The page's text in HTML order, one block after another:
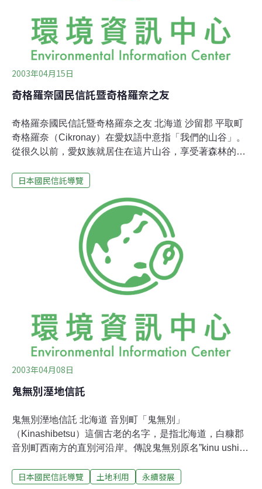
2003年04月15日
奇格羅奈國民信託暨奇格羅奈之友
奇格羅奈國民信託暨奇格羅奈之友 北海道 沙留郡 平取町
奇格羅奈（Cikronay）在愛奴語中意指「我們的山谷」。
從很久以前，愛奴族就居住在這片山谷，享受著森林的資
思是人類安身立命的地方。我們的宗旨在於恢復「愛奴摩
去原本是「愛奴摩西里」，愛奴族在此與自然和平共處。
但自從五百年前，從日本本島來的「倭人」開始移入北海
道後，掠奪和砍伐對自然環境的破壞就從沒停止過。我們
的目標就是要阻止這種破壞並恢復「愛奴摩西里」原本的
面貌。 「愛奴普利」（ainupuri）在愛奴語中意指「與自
然和諧共存之道」。藉由這些活動，我們可以學習「愛奴
普利」，並了解過去愛奴族被侵害的歷史，藉此建立起愛
日本國民信託導覽
2003年04月08日
鬼無別溼地信託
鬼無別溼地信託 北海道 音別町「鬼無別」
（Kinashibetsu）這個古老的名字，是指北海道，白糠郡
音別町西南方的直別河沿岸。傳說鬼無別原名”kinu ushi
面對著太平洋綿延約2公里，並與原大牧場為鄰，規模不
日本國民信託導覽 土地利用 永續發展